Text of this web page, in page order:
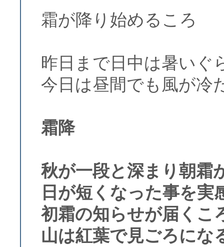
霜が降り始めるころ
昨日まで日中は暑いぐ
今日は昼間でも風が冷
霜降
秋が一段と深まり朝霜
日が短くなった事を実
初霜の知らせが届くこ
山は紅葉で見ごろにな